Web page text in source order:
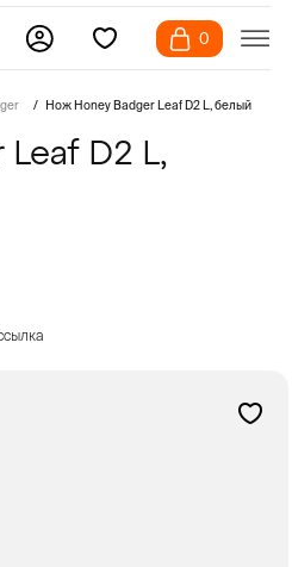
0
Нож Honey Badger Leaf D2 L, белый
Leaf D2 L,